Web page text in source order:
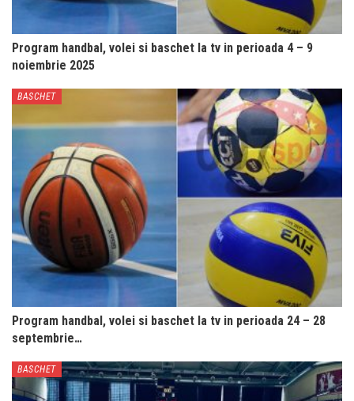
Program handbal, volei si baschet la tv in perioada 4 – 9
noiembrie 2025
BASCHET
Program handbal, volei si baschet la tv in perioada 24 – 28
septembrie…
BASCHET